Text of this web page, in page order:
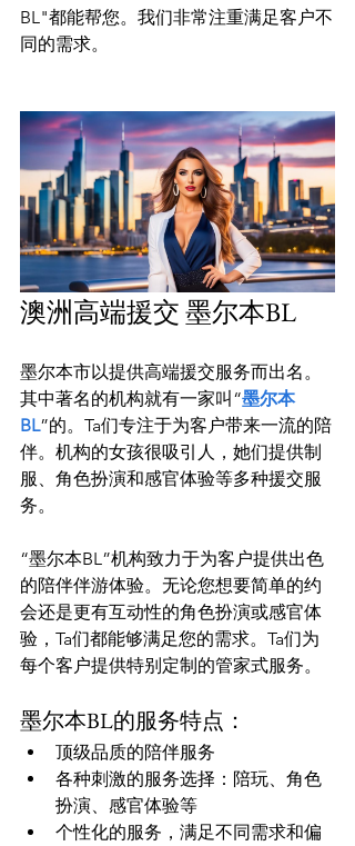
BL"都能帮您。我们非常注重满足客户不
同的需求。
澳洲高端援交 墨尔本BL
墨尔本市以提供高端援交服务而出名。
其中著名的机构就有一家叫“墨尔本
BL”的。Ta们专注于为客户带来一流的陪
伴。机构的女孩很吸引人，她们提供制
服、角色扮演和感官体验等多种援交服
务。
“墨尔本BL”机构致力于为客户提供出色
的陪伴伴游体验。无论您想要简单的约
会还是更有互动性的角色扮演或感官体
验，Ta们都能够满足您的需求。Ta们为
墨尔本BL的服务特点：
顶级品质的陪伴服务
各种刺激的服务选择：陪玩、角色
扮演、感官体验等
个性化的服务，满足不同需求和偏